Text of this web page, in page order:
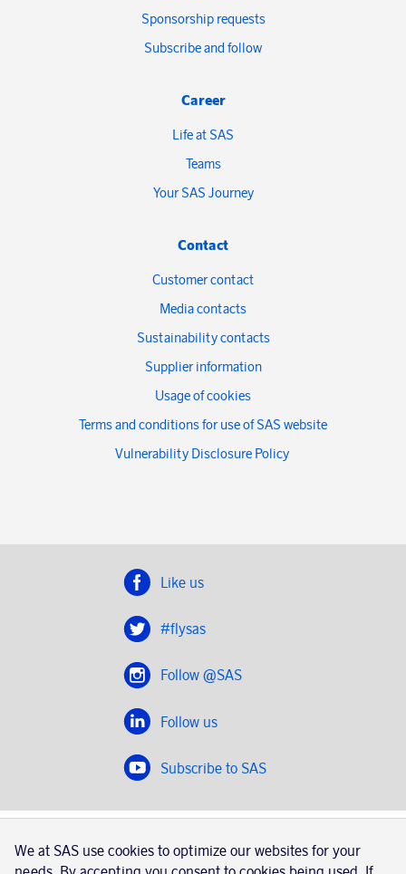
Sponsorship requests
Subscribe and follow
Career
Life at SAS
Teams
Your SAS Journey
Contact
Customer contact
Media contacts
Sustainability contacts
Supplier information
Usage of cookies
Terms and conditions for use of SAS website
Vulnerability Disclosure Policy
Like us
#flysas
Follow @SAS
Follow us
Subscribe to SAS
SAS 2020
SAS AB, registration number 556606-8499, SE-195 87
We at SAS use cookies to optimize our websites for your